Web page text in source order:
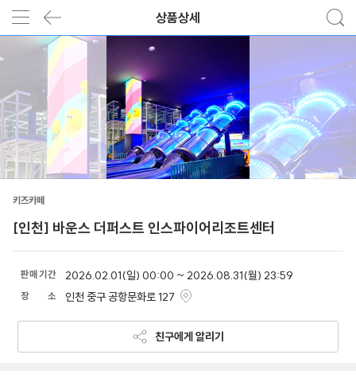
상품상세
키즈카페
[인천] 바운스 더퍼스트 인스파이어리조트센터
판매 기간 2026.02.01(일) 00:00 ~ 2026.08.31(월) 23:59
장 소 인천 중구 공항문화로 127
친구에게 알리기